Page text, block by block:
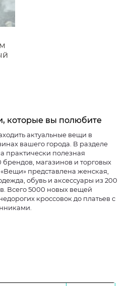
которые вы полюбите
актуальные вещи в
вашего города. В разделе
практически полезная
магазинов и торговых
представлена женская,
обувь и аксессуары из 200
Всего 5000 новых вещей
кроссовок до платьев с